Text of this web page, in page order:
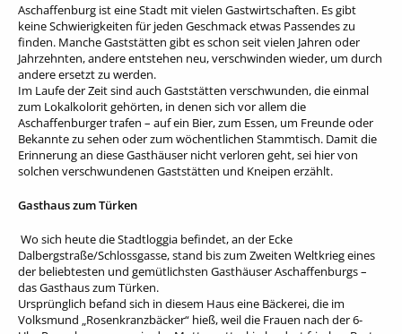
Aschaffenburg ist eine Stadt mit vielen Gastwirtschaften. Es gibt
keine Schwierigkeiten für jeden Geschmack etwas Passendes zu
finden. Manche Gaststätten gibt es schon seit vielen Jahren oder
Jahrzehnten, andere entstehen neu, verschwinden wieder, um durch
andere ersetzt zu werden.
Im Laufe der Zeit sind auch Gaststätten verschwunden, die einmal
zum Lokalkolorit gehörten, in denen sich vor allem die
Aschaffenburger trafen – auf ein Bier, zum Essen, um Freunde oder
Bekannte zu sehen oder zum wöchentlichen Stammtisch. Damit die
Erinnerung an diese Gasthäuser nicht verloren geht, sei hier von
solchen verschwundenen Gaststätten und Kneipen erzählt.
Gasthaus zum Türken
Wo sich heute die Stadtloggia befindet, an der Ecke
Dalbergstraße/Schlossgasse, stand bis zum Zweiten Weltkrieg eines
der beliebtesten und gemütlichsten Gasthäuser Aschaffenburgs –
das Gasthaus zum Türken.
Ursprünglich befand sich in diesem Haus eine Bäckerei, die im
Volksmund „Rosenkranzbäcker“ hieß, weil die Frauen nach der 6-